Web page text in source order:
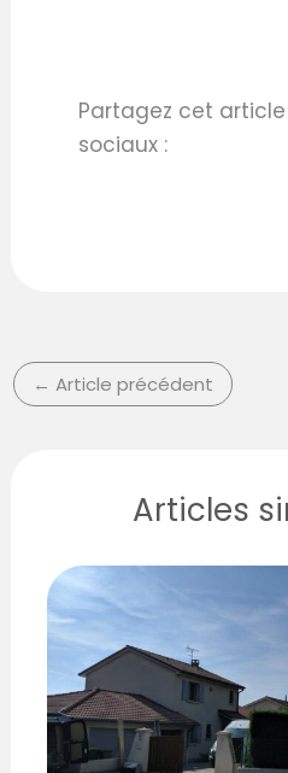
Partagez cet
sociaux :
← Article précédent
Articles